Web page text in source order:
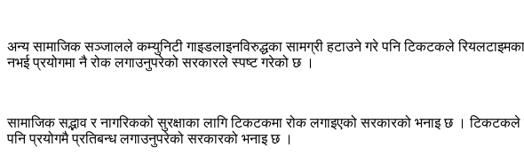
अन्य सामाजिक सञ्जालले कम्युनिटी गाइडलाइनविरुद्धका सामग्री हटाउने गरे पनि टिकटकले
नभई प्रयोगमा नै रोक लगाउनुपरेको सरकारले स्पष्ट गरेको छ ।
सामाजिक सद्भाव र नागरिकको सुरक्षाका लागि टिकटकमा रोक लगाइएको सरकारको भनाइ छ । टिकटकले
पनि प्रयोगमै प्रतिबन्ध लगाउनुपरेको सरकारको भनाइ छ ।